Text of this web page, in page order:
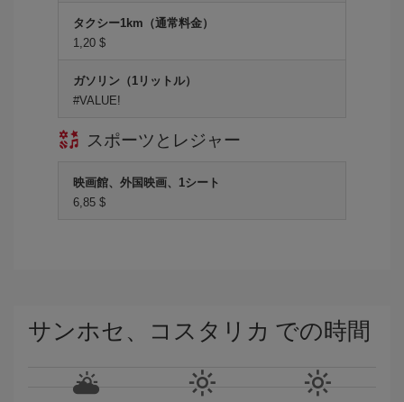
タクシー1km（通常料金）
1,20 $
ガソリン（1リットル）
#VALUE!
スポーツとレジャー
映画館、外国映画、1シート
6,85 $
サンホセ、コスタリカ での時間